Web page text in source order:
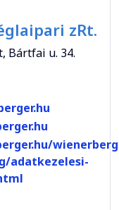
zRt.
Bártfai u. 34.
adatkezelesi-